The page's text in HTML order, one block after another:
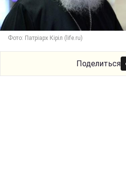
Фото: Патріарх Кіріл (life.ru)
Поделиться